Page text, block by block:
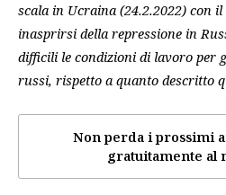
scala in Ucraina (24.2.2022) con
inasprirsi della repressione in
difficili le condizioni di lavoro per
russi, rispetto a quanto descritto
Non perda i prossimi
gratuitamente al